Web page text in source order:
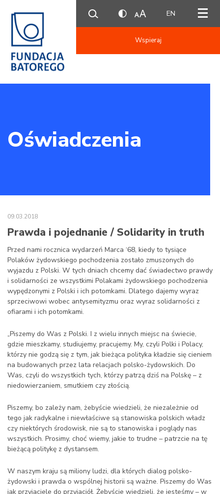
EN
Wspieraj
Oświadczenia
09.03.2018
Prawda i pojednanie / Solidarity in truth
Przed nami rocznica wydarzeń Marca ‘68, kiedy to tysiące
Polaków żydowskiego pochodzenia zostało zmuszonych do
wyjazdu z Polski. W tych dniach chcemy dać świadectwo prawdy
i solidarności ze wszystkimi Polakami żydowskiego pochodzenia
wypędzonymi z Polski i ich potomkami. Dlatego dajemy wyraz
sprzeciwowi wobec antysemityzmu oraz wyraz solidarności z
ofiarami i ich potomkami.
„Piszemy do Was z Polski. I z wielu innych miejsc na świecie,
gdzie mieszkamy, studiujemy, pracujemy. My, czyli Polki i Polacy,
którzy nie godzą się z tym, jak bieżąca polityka kładzie się cieniem
na budowanych przez lata relacjach polsko-żydowskich. Do
Was, czyli do wszystkich tych, którzy patrzą dziś na Polskę – z
niedowierzaniem, smutkiem czy złością.
Piszemy, bo zależy nam, żebyście wiedzieli, że niezależnie od
tego jak radykalne i niewłaściwe są stanowiska polskich władz
czy niektórych środowisk, nie są to stanowiska i poglądy nas
wszystkich. Prosimy, choć wiemy, jakie to trudne – patrzcie na tę
bieżącą politykę z dystansem.
W naszym kraju są miliony ludzi, dla których dialog polsko-
żydowski i prawda o wspólnej historii są ważne. Piszemy do Was
jak przyjaciele do przyjaciół. Żebyście wiedzieli, że jesteśmy – w